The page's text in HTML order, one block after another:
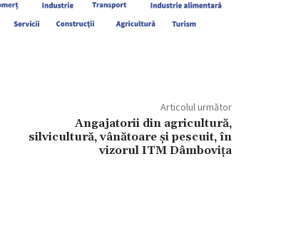
Articolul următor
Angajatorii din agricultură,
silvicultură, vânătoare și pescuit, în
vizorul ITM Dâmbovița